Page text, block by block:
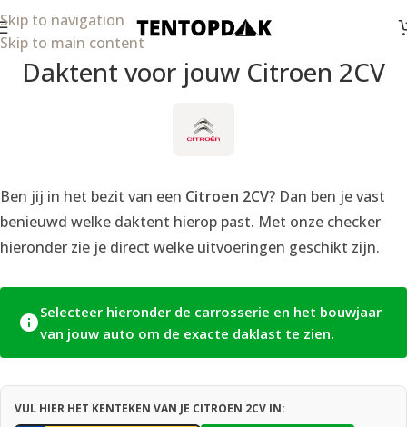
Skip to navigation
Skip to main content
Daktent voor jouw Citroen 2CV
Ben jij in het bezit van een Citroen 2CV? Dan ben je vast
benieuwd welke daktent hierop past. Met onze checker
hieronder zie je direct welke uitvoeringen geschikt zijn.
Selecteer hieronder de carrosserie en het bouwjaar
van jouw auto om de exacte daklast te zien.
VUL HIER HET KENTEKEN VAN JE CITROEN 2CV IN: